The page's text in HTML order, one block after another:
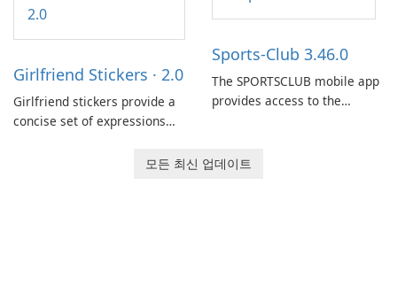
dispatchers, focusing on
efficient information sharing
coordination and operations.
Girlfriend Stickers · 2.0
Girlfriend stickers provide a
concise set of expressions
and other Apple devices. The
Sports-Club 3.46.0
The SPORTSCLUB mobile app
provides access to the
on scheduling, data tracking,
모든 최신 업데이트